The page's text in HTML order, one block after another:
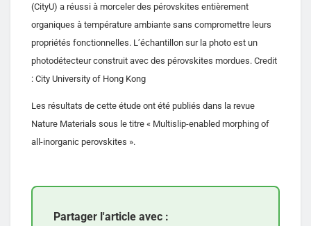
(CityU) a réussi à morceler des pérovskites entièrement
organiques à température ambiante sans compromettre leurs
propriétés fonctionnelles. L’échantillon sur la photo est un
photodétecteur construit avec des pérovskites mordues. Credit
: City University of Hong Kong
Les résultats de cette étude ont été publiés dans la revue
Nature Materials sous le titre « Multislip-enabled morphing of
all-inorganic perovskites ».
Partager l'article avec :